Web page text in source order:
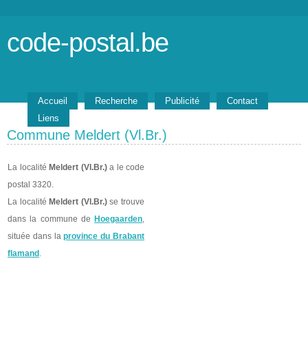
code-postal.be
Accueil Recherche Publicité
Contact
Liens
Commune Meldert (Vl.Br.)
La localité Meldert (Vl.Br.)a le code
postal 3320.
La localité Meldert (Vl.Br.)se trouve
dans la commune de Hoegaarden,
située dans laprovince du Brabant
flamand .